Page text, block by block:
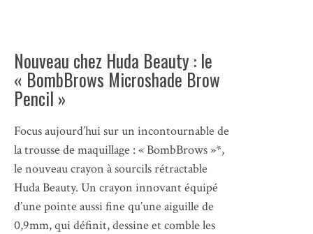
Nouveau chez Huda Beauty : le
« BombBrows Microshade Brow
Pencil »
Focus aujourd’hui sur un incontournable de
la trousse de maquillage : « BombBrows »*,
le nouveau crayon à sourcils rétractable
Huda Beauty. Un crayon innovant équipé
d’une pointe aussi fine qu’une aiguille de
0,9mm, qui définit, dessine et comble les